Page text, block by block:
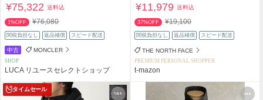
¥75,322送料込
1%OFF ¥76,080
関税負担なし 返品補償 スピード配送
中古 MONCLER
SHOP
LUCA リユースセレクトショップ
¥11,979送料込
37%OFF ¥19,100
関税負担なし 返品補償 スピード配送
THE NORTH FACE
PREMIUM PERSONAL SHOPPER
t-mazon
タイムセール